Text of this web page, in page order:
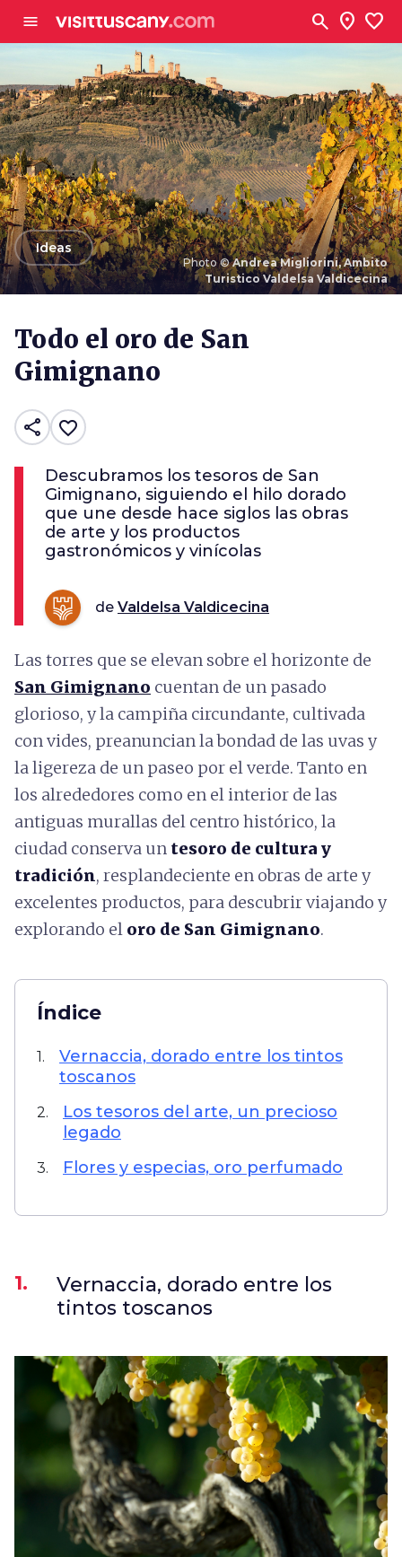
menu search location_on favorite
Valdelsa Valdicecina
Photo ©Andrea Migliorini, Ambito
Turistico Valdelsa Valdicecina
arrow_backIdeas
Todo el oro de San
Gimignano
share favorite_border
Descubramos los tesoros de San
Gimignano, siguiendo el hilo dorado
que une desde hace siglos las obras
de arte y los productos
gastronómicos y vinícolas
de Valdelsa Valdicecina
Las torres que se elevan sobre el horizonte de
San Gimignano cuentan de un pasado
glorioso, y la campiña circundante, cultivada
con vides, preanuncian la bondad de las uvas y
la ligereza de un paseo por el verde. Tanto en
los alrededores como en el interior de las
antiguas murallas del centro histórico, la
ciudad conserva un tesoro de cultura y
tradición, resplandeciente en obras de arte y
excelentes productos, para descubrir viajando y
explorando el oro de San Gimignano.
Índice
1.
Vernaccia, dorado entre los tintos
toscanos
2.
Los tesoros del arte, un precioso
legado
3. Flores y especias, oro perfumado
1.
Vernaccia, dorado entre los
tintos toscanos